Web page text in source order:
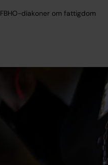
FBHO-diakoner om fattigdom